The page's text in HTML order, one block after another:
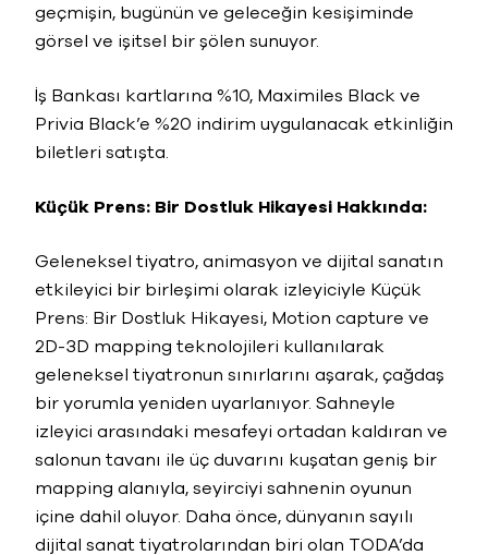
geçmişin, bugünün ve geleceğin kesişiminde
görsel ve işitsel bir şölen sunuyor.
İş Bankası kartlarına %10, Maximiles Black ve
Privia Black’e %20 indirim uygulanacak etkinliğin
biletleri satışta.
Küçük Prens: Bir Dostluk Hikayesi Hakkında:
Geleneksel tiyatro, animasyon ve dijital sanatın
etkileyici bir birleşimi olarak izleyiciyle Küçük
Prens: Bir Dostluk Hikayesi, Motion capture ve
2D-3D mapping teknolojileri kullanılarak
geleneksel tiyatronun sınırlarını aşarak, çağdaş
bir yorumla yeniden uyarlanıyor. Sahneyle
izleyici arasındaki mesafeyi ortadan kaldıran ve
salonun tavanı ile üç duvarını kuşatan geniş bir
mapping alanıyla, seyirciyi sahnenin oyunun
içine dahil oluyor. Daha önce, dünyanın sayılı
dijital sanat tiyatrolarından biri olan TODA’da